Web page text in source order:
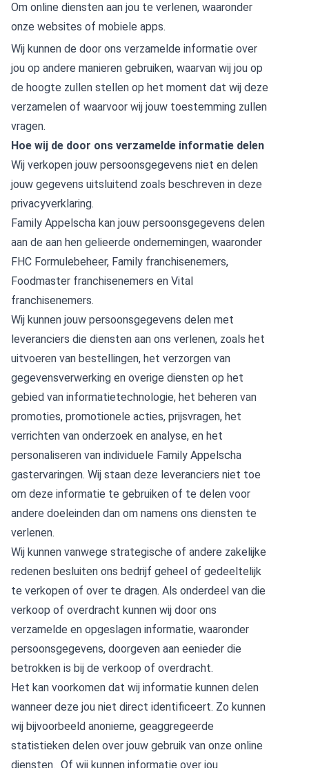
Om online diensten aan jou te verlenen, waaronder
onze websites of mobiele apps.
Wij kunnen de door ons verzamelde informatie over
jou op andere manieren gebruiken, waarvan wij jou op
de hoogte zullen stellen op het moment dat wij deze
verzamelen of waarvoor wij jouw toestemming zullen
vragen.
Hoe wij de door ons verzamelde informatie delen
Wij verkopen jouw persoonsgegevens niet en delen
jouw gegevens uitsluitend zoals beschreven in deze
privacyverklaring.
Family Appelscha kan jouw persoonsgegevens delen
aan de aan hen gelieerde ondernemingen, waaronder
FHC Formulebeheer, Family franchisenemers,
Foodmaster franchisenemers en Vital
franchisenemers.
Wij kunnen jouw persoonsgegevens delen met
leveranciers die diensten aan ons verlenen, zoals het
uitvoeren van bestellingen, het verzorgen van
gegevensverwerking en overige diensten op het
gebied van informatietechnologie, het beheren van
promoties, promotionele acties, prijsvragen, het
verrichten van onderzoek en analyse, en het
personaliseren van individuele Family Appelscha
gastervaringen. Wij staan deze leveranciers niet toe
om deze informatie te gebruiken of te delen voor
andere doeleinden dan om namens ons diensten te
verlenen.
Wij kunnen vanwege strategische of andere zakelijke
redenen besluiten ons bedrijf geheel of gedeeltelijk
te verkopen of over te dragen. Als onderdeel van die
verkoop of overdracht kunnen wij door ons
verzamelde en opgeslagen informatie, waaronder
persoonsgegevens, doorgeven aan eenieder die
betrokken is bij de verkoop of overdracht.
Het kan voorkomen dat wij informatie kunnen delen
wanneer deze jou niet direct identificeert. Zo kunnen
wij bijvoorbeeld anonieme, geaggregeerde
statistieken delen over jouw gebruik van onze online
diensten. Of wij kunnen informatie over jou